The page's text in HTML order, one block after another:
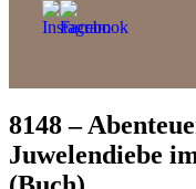
8148 –
Juwelendiebe